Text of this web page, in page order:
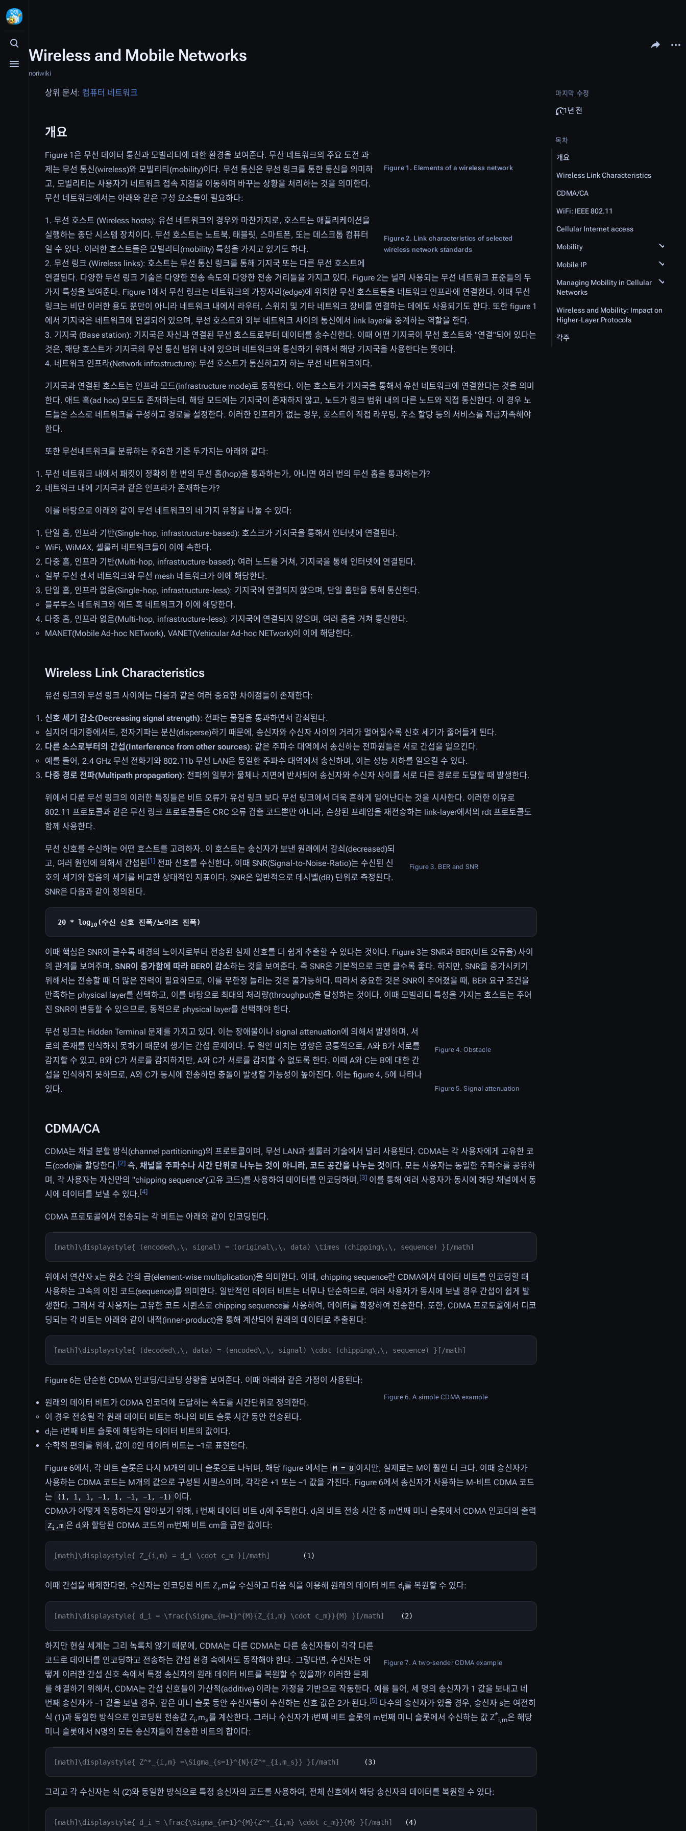
검색 여닫기
메뉴 여닫기
Wireless and Mobile Networks
noriwiki
문서 공유하기
다른
상위 문서: 컴퓨터 네트워크
개요
Figure 1. Elements of a wireless network
Figure 1은 무선 데이터 통신과 모빌리티에 대한 환경을 보여준다. 무선 네트워크의 주요 도전 과
제는 무선 통신(wireless)와 모빌리티(mobility)이다. 무선 통신은 무선 링크를 통한 통신을 의미하
고, 모빌리티는 사용자가 네트워크 접속 지점을 이동하며 바꾸는 상황을 처리하는 것을 의미한다.
무선 네트워크에서는 아래와 같은 구성 요소들이 필요하다:
Figure 2. Link characteristics of selected
wireless network standards
1. 무선 호스트 (Wireless hosts): 유선 네트워크의 경우와 마찬가지로, 호스트는 애플리케이션을
실행하는 종단 시스템 장치이다. 무선 호스트는 노트북, 태블릿, 스마트폰, 또는 데스크톱 컴퓨터
일 수 있다. 이러한 호스트들은 모빌리티(mobility) 특성을 가지고 있기도 하다.
2. 무선 링크 (Wireless links): 호스트는 무선 통신 링크를 통해 기지국 또는 다른 무선 호스트에
연결된다. 다양한 무선 링크 기술은 다양한 전송 속도와 다양한 전송 거리들을 가지고 있다. Figure 2는 널리 사용되는 무선 네트워크 표준들의 두
가지 특성을 보여준다. Figure 1에서 무선 링크는 네트워크의 가장자리(edge)에 위치한 무선 호스트들을 네트워크 인프라에 연결한다. 이때 무선
링크는 비단 이러한 용도 뿐만이 아니라 네트워크 내에서 라우터, 스위치 및 기타 네트워크 장비를 연결하는 데에도 사용되기도 한다. 또한 figure 1
에서 기지국은 네트워크에 연결되어 있으며, 무선 호스트와 외부 네트워크 사이의 통신에서 link layer를 중계하는 역할을 한다.
3. 기지국 (Base station): 기지국은 자신과 연결된 무선 호스트로부터 데이터를 송수신한다. 이때 어떤 기지국이 무선 호스트와 "연결"되어 있다는
것은, 해당 호스트가 기지국의 무선 통신 범위 내에 있으며 네트워크와 통신하기 위해서 해당 기지국을 사용한다는 뜻이다.
4. 네트워크 인프라(Network infrastructure): 무선 호스트가 통신하고자 하는 무선 네트워크이다.
기지국과 연결된 호스트는 인프라 모드(infrastructure mode)로 동작한다. 이는 호스트가 기지국을 통해서 유선 네트워크에 연결한다는 것을 의미
한다. 애드 혹(ad hoc) 모드도 존재하는데, 해당 모드에는 기지국이 존재하지 않고, 노드가 링크 범위 내의 다른 노드와 직접 통신한다. 이 경우 노
드들은 스스로 네트워크를 구성하고 경로를 설정한다. 이러한 인프라가 없는 경우, 호스트이 직접 라우팅, 주소 할당 등의 서비스를 자급자족해야
한다.
또한 무선네트워크를 분류하는 주요한 기준 두가지는 아래와 같다:
무선 네트워크 내에서 패킷이 정확히 한 번의 무선 홉(hop)을 통과하는가, 아니면 여러 번의 무선 홉을 통과하는가?
네트워크 내에 기지국과 같은 인프라가 존재하는가?
이를 바탕으로 아래와 같이 무선 네트워크의 네 가지 유형을 나눌 수 있다:
단일 홉, 인프라 기반(Single-hop, infrastructure-based): 호스크가 기지국을 통해서 인터넷에 연결된다.
WiFi, WiMAX, 셀룰러 네트워크들이 이에 속한다.
다중 홉, 인프라 기반(Multi-hop, infrastructure-based): 여러 노드를 거쳐, 기지국을 통해 인터넷에 연결된다.
일부 무선 센서 네트워크와 무선 mesh 네트워크가 이에 해당한다.
단일 홉, 인프라 없음(Single-hop, infrastructure-less): 기지국에 연결되지 않으며, 단일 홉만을 통해 통신한다.
블루투스 네트워크와 애드 혹 네트워크가 이에 해당한다.
다중 홉, 인프라 없음(Multi-hop, infrastructure-less): 기지국에 연결되지 않으며, 여러 홉을 거쳐 통신한다.
MANET(Mobile Ad-hoc NETwork), VANET(Vehicular Ad-hoc NETwork)이 이에 해당한다.
Wireless Link Characteristics
유선 링크와 무선 링크 사이에는 다음과 같은 여러 중요한 차이점들이 존재한다:
신호 세기 감소(Decreasing signal strength): 전파는 물질을 통과하면서 감쇠된다.
심지어 대기중에서도, 전자기파는 분산(disperse)하기 때문에, 송신자와 수신자 사이의 거리가 멀어질수록 신호 세기가 줄어들게 된다.
다른 소스로부터의 간섭(Interference from other sources): 같은 주파수 대역에서 송신하는 전파원들은 서로 간섭을 일으킨다.
예를 들어, 2.4 GHz 무선 전화기와 802.11b 무선 LAN은 동일한 주파수 대역에서 송신하며, 이는 성능 저하를 일으킬 수 있다.
다중 경로 전파(Multipath propagation): 전파의 일부가 물체나 지면에 반사되어 송신자와 수신자 사이를 서로 다른 경로로 도달할 때 발생한다.
위에서 다룬 무선 링크의 이러한 특징들은 비트 오류가 유선 링크 보다 무선 링크에서 더욱 흔하게 일어난다는 것을 시사한다. 이러한 이유로
802.11 프로토콜과 같은 무선 링크 프로토콜들은 CRC 오류 검출 코드뿐만 아니라, 손상된 프레임을 재전송하는 link-layer에서의 rdt 프로토콜도
함께 사용한다.
Figure 3. BER and SNR
무선 신호를 수신하는 어떤 호스트를 고려하자. 이 호스트는 송신자가 보낸 원래에서 감쇠(decreased)되
고, 여러 원인에 의해서 간섭된 [1] 전파 신호를 수신한다. 이때 SNR(Signal-to-Noise-Ratio)는 수신된 신
호의 세기와 잡음의 세기를 비교한 상대적인 지표이다. SNR은 일반적으로 데시벨(dB) 단위로 측정된다.
SNR은 다음과 같이 정의된다.
20 * log10 (수신 신호 진폭/노이즈 진폭)
이때 핵심은 SNR이 클수록 배경의 노이지로부터 전송된 실제 신호를 더 쉽게 추출할 수 있다는 것이다. Figure 3는 SNR과 BER(비트 오류율) 사이
의 관계를 보여주며, SNR이 증가함에 따라 BER이 감소하는 것을 보여준다. 즉 SNR은 기본적으로 크면 클수록 좋다. 하지만, SNR을 증가시키기
위해서는 전송할 때 더 많은 전력이 필요하므로, 이를 무한정 늘리는 것은 불가능하다. 따라서 중요한 것은 SNR이 주어졌을 때, BER 요구 조건을
만족하는 physical layer를 선택하고, 이를 바탕으로 최대의 처리량(throughput)을 달성하는 것이다. 이때 모빌리티 특성을 가지는 호스트는 주어
진 SNR이 변동할 수 있으므로, 동적으로 physical layer를 선택해야 한다.
Figure 4. Obstacle
Figure 5. Signal attenuation
무선 링크는 Hidden Terminal 문제를 가지고 있다. 이는 장애물이나 signal attenuation에 의해서 발생하며, 서
로의 존재를 인식하지 못하기 때문에 생기는 간섭 문제이다. 두 원인 미치는 영향은 공통적으로, A와 B가 서로를
감지할 수 있고, B와 C가 서로를 감지하지만, A와 C가 서로를 감지할 수 없도록 한다. 이때 A와 C는 B에 대한 간
섭을 인식하지 못하므로, A와 C가 동시에 전송하면 충돌이 발생할 가능성이 높아진다. 이는 figure 4, 5에 나타나
있다.
CDMA/CA
CDMA는 채널 분할 방식(channel partitioning)의 프로토콜이며, 무선 LAN과 셀룰러 기술에서 널리 사용된다. CDMA는 각 사용자에게 고유한 코
드(code)를 할당한다. [2] 즉, 채널을 주파수나 시간 단위로 나누는 것이 아니라, 코드 공간을 나누는 것이다. 모든 사용자는 동일한 주파수를 공유하
며, 각 사용자는 자신만의 "chipping sequence"(고유 코드)를 사용하여 데이터를 인코딩하며, [3] 이를 통해 여러 사용자가 동시에 해당 채널에서 동
시에 데이터를 보낼 수 있다. [4]
CDMA 프로토콜에서 전송되는 각 비트는 아래와 같이 인코딩된다.
[math]\displaystyle{ (encoded\,\, signal) = (original\,\, data) \times (chipping\,\, sequence) }[/math]
위에서 연산자 x는 원소 간의 곱(element-wise multiplication)을 의미한다. 이때, chipping sequence란 CDMA에서 데이터 비트를 인코딩할 때
사용하는 고속의 이진 코드(sequence)를 의미한다. 일반적인 데이터 비트는 너무나 단순하므로, 여러 사용자가 동시에 보낼 경우 간섭이 쉽게 발
생한다. 그래서 각 사용자는 고유한 코드 시퀸스로 chipping sequence를 사용하여, 데이터를 확장하여 전송한다. 또한, CDMA 프로토콜에서 디코
딩되는 각 비트는 아래와 같이 내적(inner-product)을 통해 계산되어 원래의 데이터로 추출된다:
[math]\displaystyle{ (decoded\,\, data) = (encoded\,\, signal) \cdot (chipping\,\, sequence) }[/math]
Figure 6. A simple CDMA example
Figure 6는 단순한 CDMA 인코딩/디코딩 상황을 보여준다. 이때 아래와 같은 가정이 사용된다:
원래의 데이터 비트가 CDMA 인코더에 도달하는 속도를 시간단위로 정의한다.
이 경우 전송될 각 원래 데이터 비트는 하나의 비트 슬롯 시간 동안 전송된다.
di는 i번째 비트 슬롯에 해당하는 데이터 비트의 값이다.
수학적 편의를 위해, 값이 0인 데이터 비트는 −1로 표현한다.
Figure 6에서, 각 비트 슬롯은 다시 M개의 미니 슬롯으로 나뉘며, 해당 figure 에서는 M = 8 이지만, 실제로는 M이 훨씬 더 크다. 이때 송신자가
사용하는 CDMA 코드는 M개의 값으로 구성된 시퀀스이며, 각각은 +1 또는 −1 값을 가진다. Figure 6에서 송신자가 사용하는 M-비트 CDMA 코드
는
(1, 1, 1, −1, 1, −1, −1, −1) 이다.
CDMA가 어떻게 작동하는지 알아보기 위해, i 번째 데이터 비트 di에 주목한다. di의 비트 전송 시간 중 m번째 미니 슬롯에서 CDMA 인코더의 출력
Zi ,m 은 di와 할당된 CDMA 코드의 m번째 비트 cm을 곱한 값이다:
[math]\displaystyle{ Z_{i,m} = d_i \cdot c_m }[/math]
이때 간섭을 배제한다면, 수신자는 인코딩된 비트 Zi,m을 수신하고 다음 식을 이용해 원래의 데이터 비트 di를 복원할 수 있다:
[math]\displaystyle{ d_i = \frac{\Sigma_{m=1}^{M}{Z_{i,m} \cdot c_m}}{M} }[/math]
Figure 7. A two-sender CDMA example
하지만 현실 세계는 그리 녹록치 않기 때문에, CDMA는 다른 CDMA는 다른 송신자들이 각각 다른
코드로 데이터를 인코딩하고 전송하는 간섭 환경 속에서도 동작해야 한다. 그렇다면, 수신자는 어
떻게 이러한 간섭 신호 속에서 특정 송신자의 원래 데이터 비트를 복원할 수 있을까? 이러한 문제
를 해결하기 위해서, CDMA는 간섭 신호들이 가산적(additive) 이라는 가정을 기반으로 작동한다. 예를 들어, 세 명의 송신자가 1 값을 보내고 네
번째 송신자가 −1 값을 보낼 경우, 같은 미니 슬롯 동안 수신자들이 수신하는 신호 값은 2가 된다. [5] 다수의 송신자가 있을 경우, 송신자 s는 여전히
식 (1)과 동일한 방식으로 인코딩된 전송값 Zi,ms를 계산한다. 그러나 수신자가 i번째 비트 슬롯의 m번째 미니 슬롯에서 수신하는 값 Z*
i,m은 해당
미니 슬롯에서 N명의 모든 송신자들이 전송한 비트의 합이다:
[math]\displaystyle{ Z^*_{i,m} =\Sigma_{s=1}^{N}{Z^*_{i,m_s}} }[/math]
그리고 각 수신자는 식 (2)와 동일한 방식으로 특정 송신자의 코드를 사용하여, 전체 신호에서 해당 송신자의 데이터를 복원할 수 있다:
[math]\displaystyle{ d_i = \frac{\Sigma_{m=1}^{M}{Z^*_{i,m} \cdot c_m}}{M} }[/math]
마지막 수정
1년 전
목차
개요
Wireless Link Characteristics
CDMA/CA
WiFi: IEEE 802.11
Cellular Internet access
Mobility
Mobile IP
Managing Mobility in Cellular
Networks
Wireless and Mobility: Impact on
­Higher-Layer Protocols
각주